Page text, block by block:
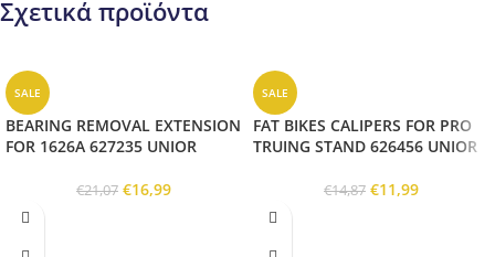
Σχετικά προϊόντα
SALE
BEARING REMOVAL EXTENSION
FOR 1626A 627235 UNIOR
€21,07 €16,99
SALE
FAT BIKES CALIPERS FOR PRO
TRUING STAND 626456 UNIOR
€14,87 €11,99